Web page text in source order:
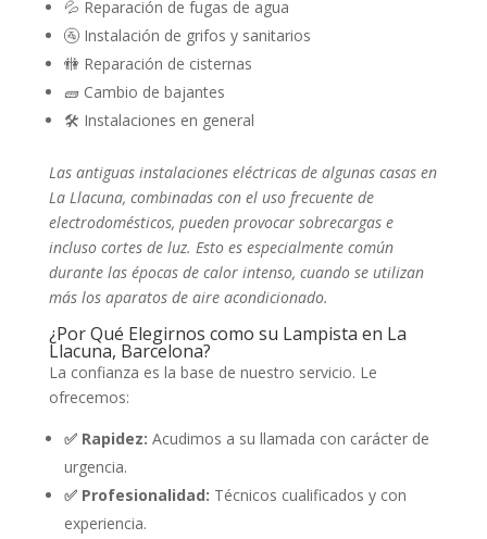
💦 Reparación de fugas de agua
🚰 Instalación de grifos y sanitarios
🚻 Reparación de cisternas
🧱 Cambio de bajantes
🛠️ Instalaciones en general
Las antiguas instalaciones eléctricas de algunas casas en
La Llacuna, combinadas con el uso frecuente de
electrodomésticos, pueden provocar sobrecargas e
incluso cortes de luz. Esto es especialmente común
durante las épocas de calor intenso, cuando se utilizan
más los aparatos de aire acondicionado.
¿Por Qué Elegirnos como su Lampista en La
Llacuna, Barcelona?
La confianza es la base de nuestro servicio. Le
ofrecemos:
✅ Rapidez: Acudimos a su llamada con carácter de
urgencia.
✅ Profesionalidad: Técnicos cualificados y con
experiencia.